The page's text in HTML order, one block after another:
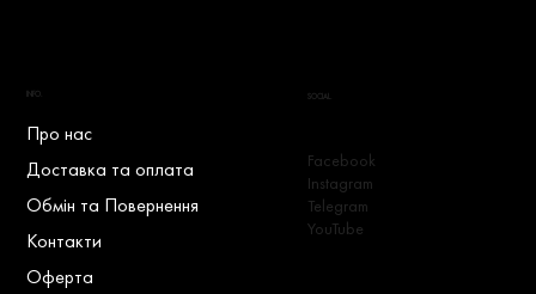
INFO.
Про нас
Доставка та оплата
Обмін та Повернення
Контакти
Оферта
SOCIAL.
Facebook
Instagram
Telegram
YouTube